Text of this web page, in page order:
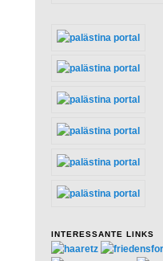
INTERESSANTE LINKS